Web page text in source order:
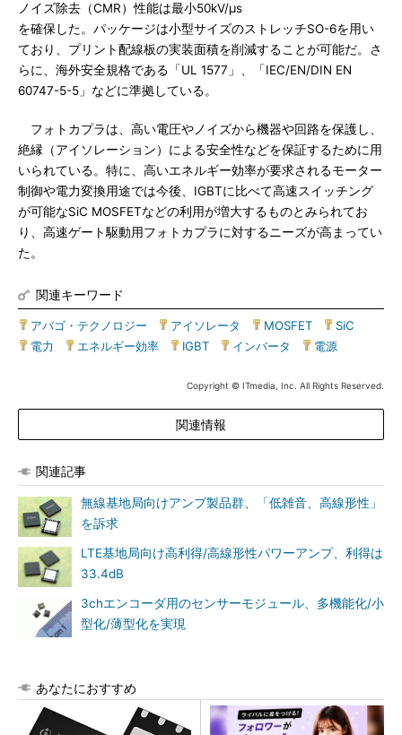
ノイズ除去（CMR）性能は最小50kV/μs
を確保した。パッケージは小型サイズのストレッチSO-6を用い
ており、プリント配線板の実装面積を削減することが可能だ。さ
らに、海外安全規格である「UL 1577」、「IEC/EN/DIN EN
60747-5-5」などに準拠している。
フォトカプラは、高い電圧やノイズから機器や回路を保護し、
絶縁（アイソレーション）による安全性などを保証するために用
いられている。特に、高いエネルギー効率が要求されるモーター
制御や電力変換用途では今後、IGBTに比べて高速スイッチング
が可能なSiC MOSFETなどの利用が増大するものとみられてお
り、高速ゲート駆動用フォトカプラに対するニーズが高まってい
た。
関連キーワード
アバゴ・テクノロジー アイソレータ MOSFET SiC
電力
エネルギー効率 IGBT インバータ 電源
Copyright © ITmedia, Inc. All Rights Reserved.
関連情報
関連記事
無線基地局向けアンプ製品群、「低雑音、高線形性」
を訴求
LTE基地局向け高利得/高線形性パワーアンプ、利得は
33.4dB
3chエンコーダ用のセンサーモジュール、多機能化/小
型化/薄型化を実現
あなたにおすすめ